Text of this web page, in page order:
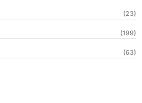
(23)
(199)
(63)